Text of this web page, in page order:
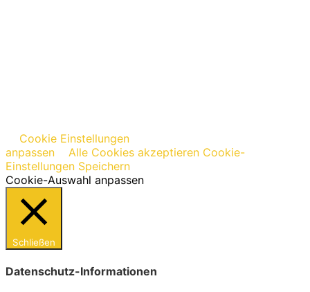
Cookie Einstellungen
anpassen
Alle Cookies akzeptieren Cookie-
Einstellungen Speichern
Cookie-Auswahl anpassen
Schließen
Datenschutz-Informationen